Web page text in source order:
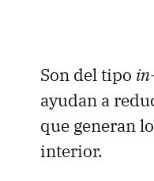
Son del tipo
ayudan a
que generan
interior.